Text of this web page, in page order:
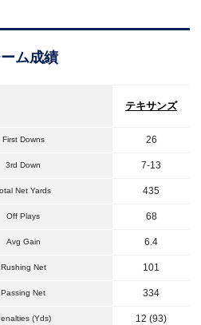
ム成績
テキサンズ
First Downs 26
3rd Down 7-13
Net Yards 435
Off Plays 68
Avg Gain 6.4
Rushing Net 101
Passing Net 334
(Yds) 12 (93)